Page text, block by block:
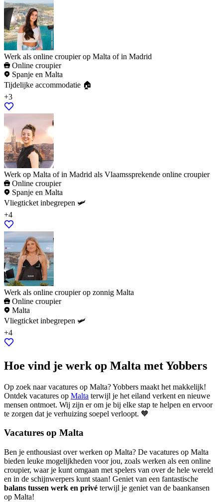
Werk als online croupier op Malta of in Madrid
Online croupier
Spanje en Malta
Tijdelijke accommodatie 🏠
+3
Werk op Malta of in Madrid als Vlaamssprekende online croupier
Online croupier
Spanje en Malta
Vliegticket inbegrepen 🛩️
+4
Werk als online croupier op zonnig Malta
Online croupier
Malta
Vliegticket inbegrepen 🛩️
+4
Hoe vind je werk op Malta met Yobbers
Op zoek naar vacatures op Malta? Yobbers maakt het makkelijk!
Ontdek vacatures op Malta terwijl je het eiland verkent en nieuwe
mensen ontmoet. Wij zijn er om je bij elke stap te helpen en ervoor
te zorgen dat je verhuizing soepel verloopt. 🧡
Vacatures op Malta
Ben je enthousiast over werken op Malta? De vacatures op Malta
bieden leuke mogelijkheden voor jou, zoals werken als een online
croupier, waar je kunt omgaan met spelers van over de hele wereld
en in de schijnwerpers kunt staan! Geniet van een fantastische
balans tussen werk en privé terwijl je geniet van de baankansen
op Malta!